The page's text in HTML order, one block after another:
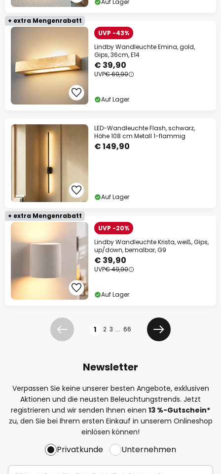
Auf Lager
+ extra Mengenrabatt
UVP -43%
Lindby Wandleuchte Emina, gold,
Gips, 36cm, E14
€ 39,90
UVP€ 69,90
Auf Lager
LED-Wandleuchte Flash, schwarz,
Höhe 108 cm Metall 1-flammig
€ 149,90
Auf Lager
+ extra Mengenrabatt
UVP -20%
Lindby Wandleuchte Krista, weiß, Gips,
up/down, bemalbar, G9
€ 39,90
UVP€ 49,90
Auf Lager
Zurück 1 2 3 ... 66
Weiter
Newsletter
Verpassen Sie keine unserer besten Angebote, exklusiven
Aktionen und die neusten Beleuchtungstrends. Jetzt
registrieren und wir senden Ihnen einen 13 %-Gutschein*
zu, den Sie bei Ihrem ersten Einkauf in unserem Onlineshop
einlösen können!
Privatkunde Unternehmen